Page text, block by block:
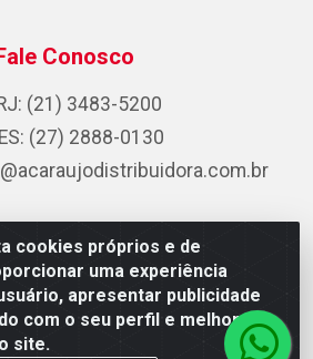
cookies próprios e de
uma experiência
apresentar publicidade
com o seu perfil e melhorar a
site.
Conosco
(21) 3483-5200
ES: (27) 2888-0130
- Rua Carneiro de Campos, 42 -
de Janeiro/RJ - CEP 20.920-410 -
08.744.753/0003-85